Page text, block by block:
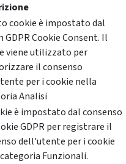
cookie è impostato dal
GDPR Cookie Consent. Il
viene utilizzato per
il consenso
per i cookie nella
Analisi
è impostato dal consenso
GDPR per registrare il
dell'utente per i cookie
Funzionali.